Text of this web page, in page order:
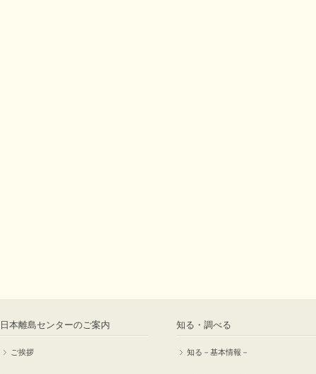
日本離島センターのご案内
ご挨拶
知る・調べる
知る－基本情報－